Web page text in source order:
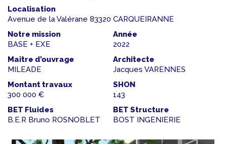
Localisation
Avenue de la Valérane 83320 CARQUEIRANNE
Notre mission
BASE + EXE
Année
2022
Maître d’ouvrage
MILEADE
Architecte
Jacques VARENNES
Montant travaux
300 000 €
SHON
143
BET Fluides
B.E.R Bruno ROSNOBLET
BET Structure
BOST INGENIERIE